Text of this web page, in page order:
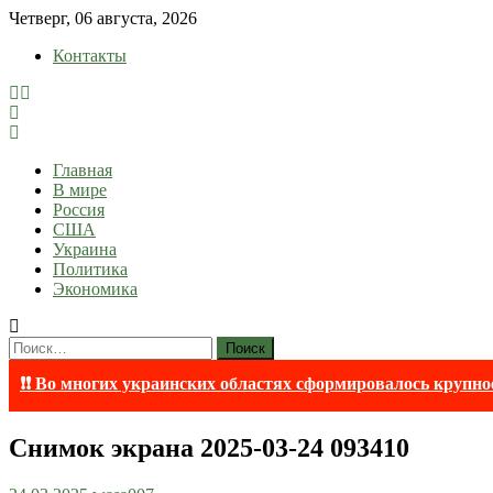
Skip
content
Четверг, 06 августа, 2026
Контакты
lentaruss
lentaruss — Новости
Главная
В мире
Россия
США
Украина
Политика
Экономика
Найти:
❗❗ Во многих украинских областях сформировалось
Снимок экрана 2025-03-24 093410